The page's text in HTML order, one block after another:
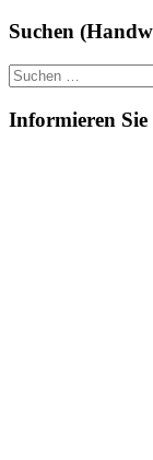
Suchen
Suche
nach:
Informieren Sie